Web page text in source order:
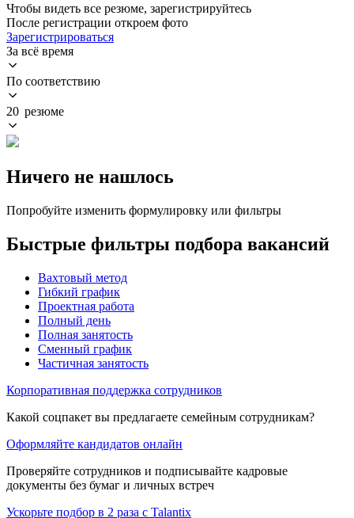
Чтобы видеть все резюме, зарегистрируйтесь
После регистрации откроем фото
Зарегистрироваться
За всё время
По соответствию
20 резюме
Ничего не нашлось
Попробуйте изменить формулировку или фильтры
Быстрые фильтры подбора вакансий
Вахтовый метод
Гибкий график
Проектная работа
Полный день
Полная занятость
Сменный график
Частичная занятость
Корпоративная поддержка сотрудников
Какой соцпакет вы предлагаете семейным сотрудникам?
Оформляйте кандидатов онлайн
Проверяйте сотрудников и подписывайте кадровые
документы без бумаг и личных встреч
Ускорьте подбор в 2 раза с Talantix